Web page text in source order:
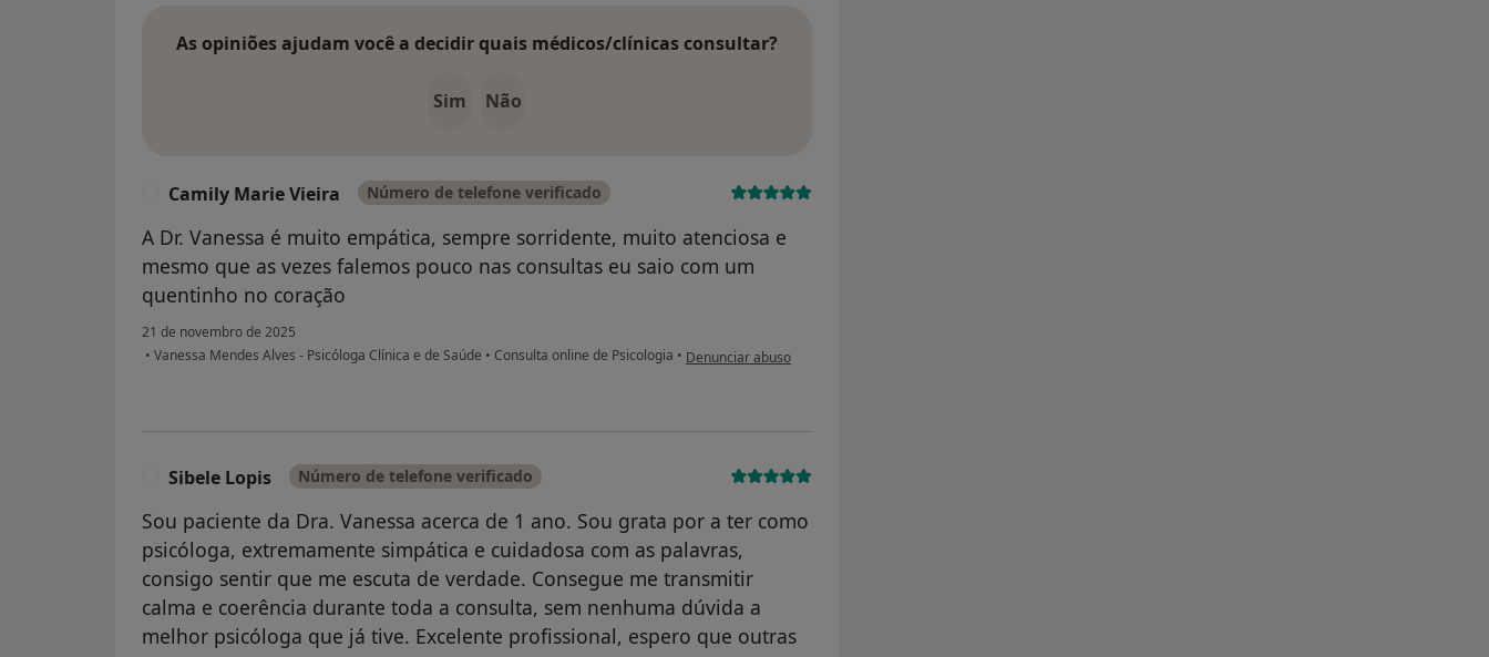
As opiniões ajudam você a decidir quais médicos/clínicas consultar?
Sim Não
Camily Marie Vieira Número de telefone verificado
A Dr. Vanessa é muito empática, sempre sorridente, muito atenciosa e
mesmo que as vezes falemos pouco nas consultas eu saio com um
quentinho no coração
21 de novembro de 2025
• Vanessa Mendes Alves - Psicóloga Clínica e de Saúde • Consulta online de Psicologia • na opinião do utilizador Camily Marie Vieira
Denunciar abuso
Sibele Lopis Número de telefone verificado
Sou paciente da Dra. Vanessa acerca de 1 ano. Sou grata por a ter como
psicóloga, extremamente simpática e cuidadosa com as palavras,
consigo sentir que me escuta de verdade. Consegue me transmitir
calma e coerência durante toda a consulta, sem nenhuma dúvida a
melhor psicóloga que já tive. Excelente profissional, espero que outras